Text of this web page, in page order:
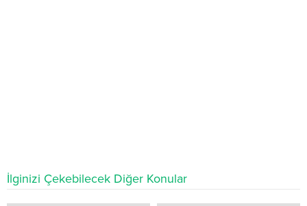
İlginizi Çekebilecek Diğer Konular